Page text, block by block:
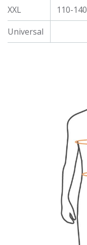
XXL
110-140
Universal